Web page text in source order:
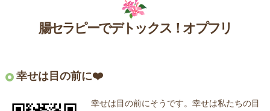
腸セラピーでデトックス！オプフリ
幸せは目の前に❤️
幸せは目の前にそうです。幸せは私たちの目